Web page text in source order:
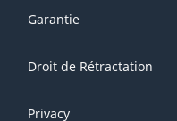
Garantie
Droit de Rétractation
Privacy